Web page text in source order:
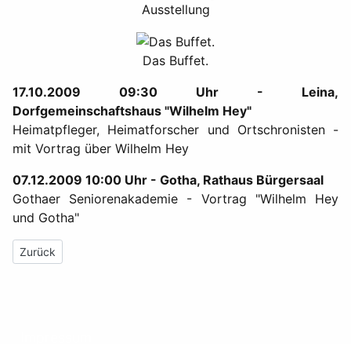
Ausstellung
Das Buffet.
17.10.2009 09:30 Uhr - Leina,
Dorfgemeinschaftshaus "Wilhelm Hey"
Heimatpfleger, Heimatforscher und Ortschronisten -
mit Vortrag über Wilhelm Hey
07.12.2009 10:00 Uhr - Gotha, Rathaus Bürgersaal
Gothaer Seniorenakademie - Vortrag "Wilhelm Hey
und Gotha"
Vorheriger Beitrag: Johann Ludwig Böhner
Zurück